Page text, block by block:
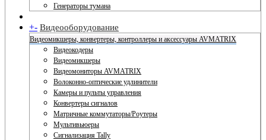
Генераторы тумана
+- Видеооборудование
Видеомикшеры, конвертеры, контроллеры и аксессуары AVMATRIX
Видеокодеры
Видеомикшеры
Видеомониторы AVMATRIX
Волоконно-оптические удлинители
Камеры и пульты управления
Конвертеры сигналов
Матричные коммутаторы/Роутеры
Мультивьюеры
Сигнализация Tally